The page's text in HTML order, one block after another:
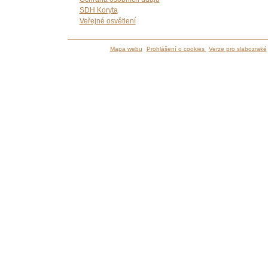
SDH Koryta
Veřejné osvětlení
Mapa webu Prohlášení o cookies Verze pro slabozraké